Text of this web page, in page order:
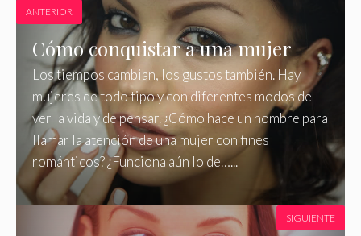
ANTERIOR
Cómo conquistar a una mujer
Los tiempos cambian, los gustos también. Hay
mujeres de todo tipo y con diferentes modos de
ver la vida y de pensar. ¿Cómo hace un hombre para
llamar la atención de una mujer con fines
románticos? ¿Funciona aún lo de…...
SIGUIENTE